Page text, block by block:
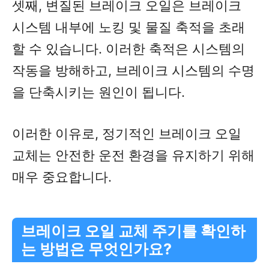
셋째, 변질된 브레이크 오일은 브레이크
시스템 내부에 노킹 및 물질 축적을 초래
할 수 있습니다. 이러한 축적은 시스템의
작동을 방해하고, 브레이크 시스템의 수명
을 단축시키는 원인이 됩니다.
이러한 이유로, 정기적인 브레이크 오일
교체는 안전한 운전 환경을 유지하기 위해
매우 중요합니다.
브레이크 오일 교체 주기를 확인하
는 방법은 무엇인가요?